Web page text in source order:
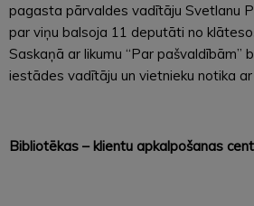
pagasta pārvaldes vadītāju Svetlanu
par viņu balsoja 11 deputāti no
Saskaņā ar likumu “Par pašvaldībām”
iestādes vadītāju un vietnieku notika ar
Bibliotēkas – klientu apkalpošanas